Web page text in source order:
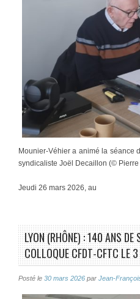
Mounier-Véhier a animé la séance
syndicaliste Joël Decaillon (©
Jeudi 26 mars 2026, au
LYON (RHÔNE) : 140 ANS DE
COLLOQUE CFDT-CFTC LE
Posté le 30 mars 2026 par Jean-